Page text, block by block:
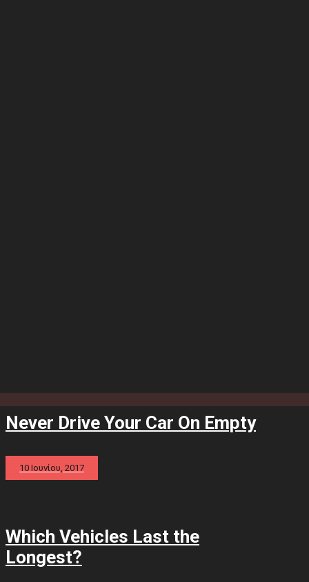
Never Drive Your Car On Empty
10 Ιουνίου, 2017
Which Vehicles Last the
Longest?